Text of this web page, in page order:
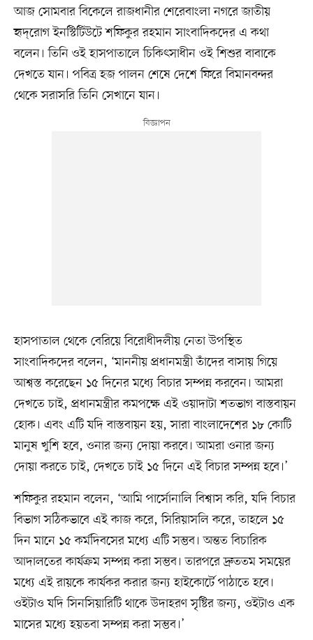
আজ সোমবার বিকেলে রাজধানীর শেরেবাংলা নগরে জাতীয়
হৃদ্‌রোগ ইনস্টিটিউটে শফিকুর রহমান সাংবাদিকদের এ কথা
বলেন। তিনি ওই হাসপাতালে চিকিৎসাধীন ওই শিশুর বাবাকে
দেখতে যান। পবিত্র হজ পালন শেষে দেশে ফিরে বিমানবন্দর
থেকে সরাসরি তিনি সেখানে যান।
হাসপাতাল থেকে বেরিয়ে বিরোধীদলীয় নেতা উপস্থিত
সাংবাদিকদের বলেন, ‘মাননীয় প্রধানমন্ত্রী তাঁদের বাসায় গিয়ে
আশ্বস্ত করেছেন ১৫ দিনের মধ্যে বিচার সম্পন্ন করবেন। আমরা
দেখতে চাই, প্রধানমন্ত্রীর কমপক্ষে এই ওয়াদাটা শতভাগ বাস্তবায়ন
হোক। এবং এটি যদি বাস্তবায়ন হয়, সারা বাংলাদেশের ১৮ কোটি
মানুষ খুশি হবে, ওনার জন্য দোয়া করবে। আমরা ওনার জন্য
দোয়া করতে চাই, দেখতে চাই ১৫ দিনে এই বিচার সম্পন্ন হবে।’
শফিকুর রহমান বলেন, ‘আমি পার্সোনালি বিশ্বাস করি, যদি বিচার
বিভাগ সঠিকভাবে এই কাজ করে, সিরিয়াসলি করে, তাহলে ১৫
দিন মানে ১৫ কর্মদিবসের মধ্যে এটি সম্ভব। অন্তত বিচারিক
আদালতের কার্যক্রম সম্পন্ন করা সম্ভব। তারপরে দ্রুততম সময়ের
মধ্যে এই রায়কে কার্যকর করার জন্য হাইকোর্টে পাঠাতে হবে।
ওইটাও যদি সিনসিয়ারিটি থাকে উদাহরণ সৃষ্টির জন্য, ওইটাও এক
মাসের মধ্যে হয়তবা সম্পন্ন করা সম্ভব।’